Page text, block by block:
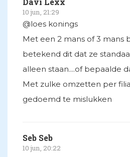
10 jun, 21:29
@loes konings
Met een 2 mans of 3 mans
betekend dit dat ze
alleen staan....of bepaalde
Met zulke omzetten per
gedoemd te mislukken
Seb Seb
10 jun, 20:22